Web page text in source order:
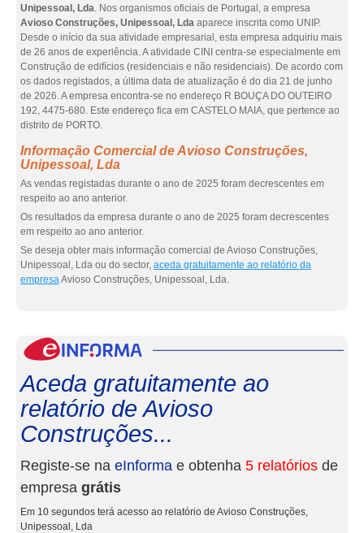
Unipessoal, Lda. Nos organismos oficiais de Portugal, a empresa
Avioso Construções, Unipessoal, Lda aparece inscrita como UNIP.
Desde o início da sua atividade empresarial, esta empresa adquiriu mais
de 26 anos de experiência. A atividade CINI centra-se especialmente em
Construção de edifícios (residenciais e não residenciais). De acordo com
os dados registados, a última data de atualização é do dia 21 de junho
de 2026. A empresa encontra-se no endereço R BOUÇA DO OUTEIRO
192, 4475-680. Este endereço fica em CASTELO MAIA, que pertence ao
distrito de PORTO.
Informação Comercial de Avioso Construções,
Unipessoal, Lda
As vendas registadas durante o ano de 2025 foram decrescentes em
respeito ao ano anterior.
Os resultados da empresa durante o ano de 2025 foram decrescentes
em respeito ao ano anterior.
Se deseja obter mais informação comercial de Avioso Construções,
Unipessoal, Lda ou do sector, aceda gratuitamente ao relatório da
empresaAvioso Construções, Unipessoal, Lda.
Aceda gratuitamente ao
relatório de Avioso
Construções...
Registe-se na eInforma e obtenha 5 relatórios de
empresa grátis
Em 10 segundos terá acesso ao relatório de Avioso Construções,
Unipessoal, Lda